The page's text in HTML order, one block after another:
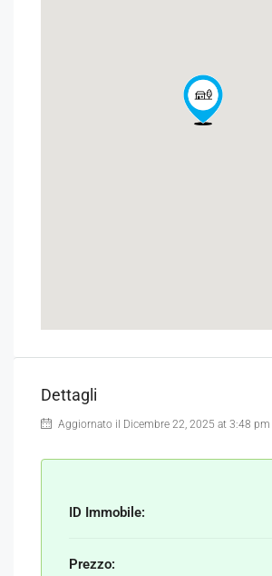
Dettagli
Aggiornato il Dicembre 22, 2025 at 3:48 pm
ID Immobile:
Prezzo: